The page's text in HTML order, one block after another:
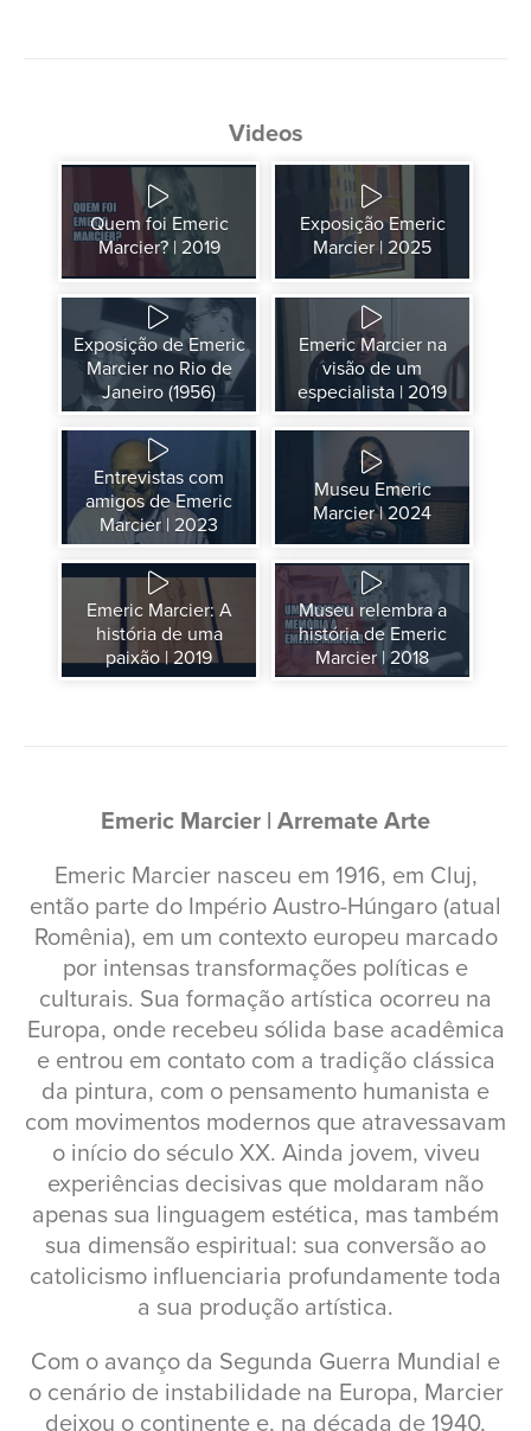
Videos
Quem foi Emeric
Marcier? | 2019
Exposição Emeric
Marcier | 2025
Exposição de Emeric
Marcier no Rio de
Janeiro (1956)
Emeric Marcier na
visão de um
especialista | 2019
Entrevistas com
amigos de Emeric
Marcier | 2023
Museu Emeric
Marcier | 2024
Emeric Marcier: A
história de uma
paixão | 2019
Museu relembra a
história de Emeric
Marcier | 2018
Emeric Marcier | Arremate Arte
Emeric Marcier nasceu em 1916, em Cluj,
então parte do Império Austro-Húngaro (atual
Romênia), em um contexto europeu marcado
por intensas transformações políticas e
culturais. Sua formação artística ocorreu na
Europa, onde recebeu sólida base acadêmica
e entrou em contato com a tradição clássica
da pintura, com o pensamento humanista e
com movimentos modernos que atravessavam
o início do século XX. Ainda jovem, viveu
experiências decisivas que moldaram não
apenas sua linguagem estética, mas também
sua dimensão espiritual: sua conversão ao
catolicismo influenciaria profundamente toda
a sua produção artística.
Com o avanço da Segunda Guerra Mundial e
o cenário de instabilidade na Europa, Marcier
deixou o continente e, na década de 1940,